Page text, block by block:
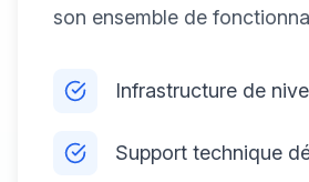
son ensemble de
Infrastructure de
Support technique